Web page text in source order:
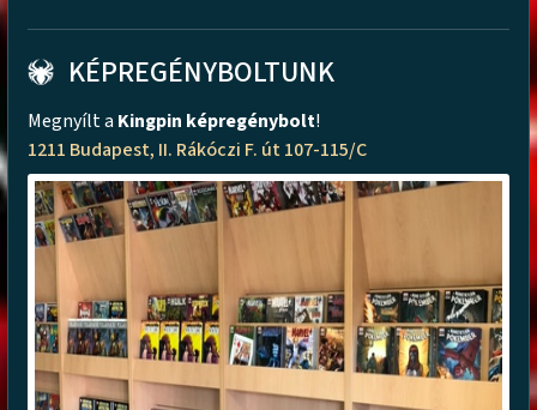
KÉPREGÉNYBOLTUNK
Megnyílt a Kingpin képregénybolt!
1211 Budapest, II. Rákóczi F. út 107-115/C